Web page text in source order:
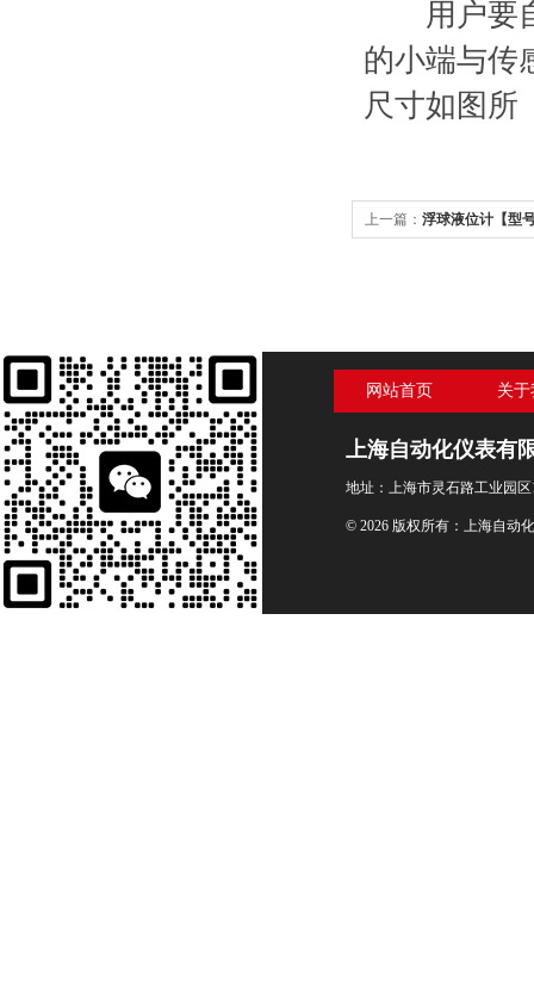
用户要自
的小端与传
尺寸如图所
上一篇： 浮球液位计【型
网站首页 关
上海自动化仪表有
地址：上海市灵石路工业园区
© 2026 版权所有：上海自动